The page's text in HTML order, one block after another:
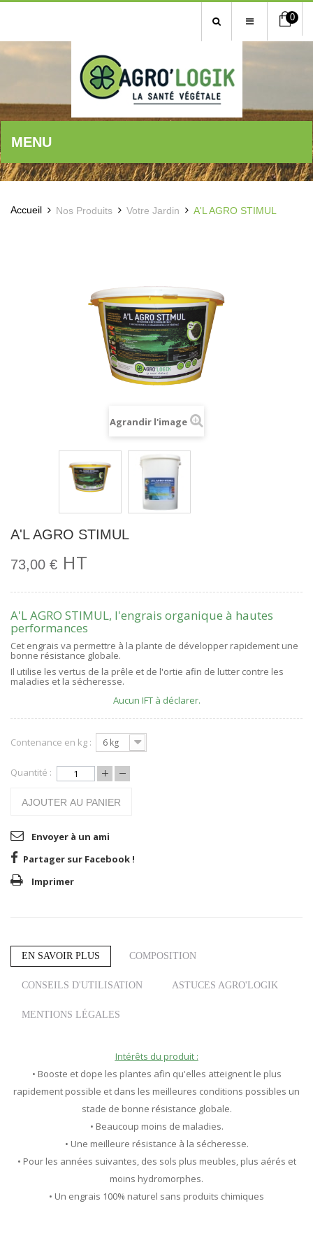
0
MENU
Accueil Nos Produits Votre Jardin A'L AGRO STIMUL
Agrandir l'image
A'L AGRO STIMUL
73,00 € HT
A'L AGRO STIMUL, l'engrais organique à hautes
performances
Cet engrais va permettre à la plante de développer rapidement une
bonne résistance globale.
Il utilise les vertus de la prêle et de l'ortie afin de lutter contre les
maladies et la sécheresse.
Aucun IFT à déclarer.
Contenance en kg : 6 kg
Quantité :
AJOUTER AU PANIER
Envoyer à un ami
Partager sur Facebook !
Imprimer
EN SAVOIR PLUS COMPOSITION
CONSEILS D'UTILISATION ASTUCES AGRO'LOGIK
MENTIONS LÉGALES
Intérêts du produit :
• Booste et dope les plantes afin qu'elles atteignent le plus
rapidement possible et dans les meilleures conditions possibles un
stade de bonne résistance globale.
• Beaucoup moins de maladies.
• Une meilleure résistance à la sécheresse.
• Pour les années suivantes, des sols plus meubles, plus aérés et
moins hydromorphes.
• Un engrais 100% naturel sans produits chimiques